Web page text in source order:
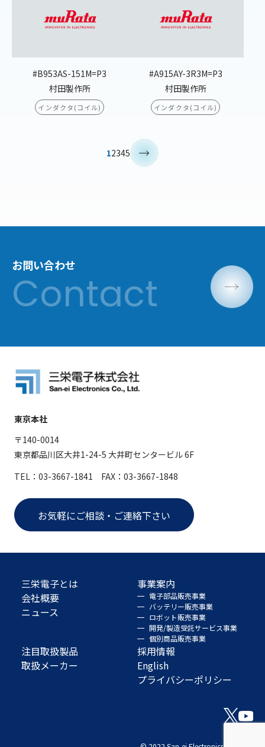
#B953AS-151M=P3
村田製作所
インダクタ(コイル)
#A915AY-3R3M=P3
村田製作所
インダクタ(コイル)
12345
お問い合わせ
東京本社
〒140-0014
東京都品川区大井1-24-5 大井町センタービル 6F
TEL：03-3667-1841 FAX：03-3667-1848
お気軽にご相談・ご連絡下さい
三栄電子とは
会社概要
ニュース
事業案内
電子部品販売事業
バッテリー販売事業
ロボット販売事業
開発/製造受託サービス事業
個別商品販売事業
注目取扱製品
取扱メーカー
採用情報
English
プライバシーポリシー